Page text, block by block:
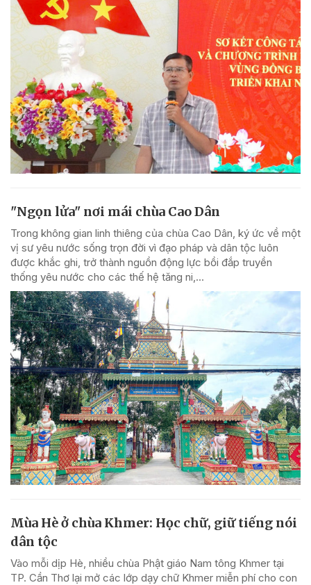
"Ngọn lửa" nơi mái chùa Cao Dân
Trong không gian linh thiêng của chùa Cao Dân, ký ức về một
vị sư yêu nước sống trọn đời vì đạo pháp và dân tộc luôn
được khắc ghi, trở thành nguồn động lực bồi đắp truyền
thống yêu nước cho các thế hệ tăng ni,...
Mùa Hè ở chùa Khmer: Học chữ, giữ tiếng nói
dân tộc
Vào mỗi dịp Hè, nhiều chùa Phật giáo Nam tông Khmer tại
TP. Cần Thơ lại mở các lớp dạy chữ Khmer miễn phí cho con